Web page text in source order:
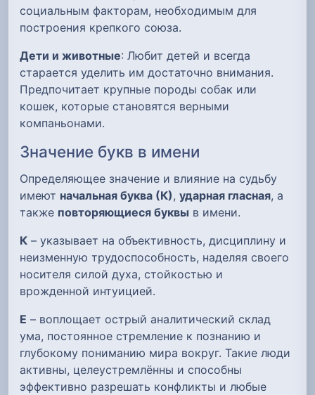
социальным факторам, необходимым для
построения крепкого союза.
Дети и животные: Любит детей и всегда
старается уделить им достаточно внимания.
Предпочитает крупные породы собак или
кошек, которые становятся верными
компаньонами.
Значение букв в имени
Определяющее значение и влияние на судьбу
имеют начальная буква (К), ударная гласная, а
также повторяющиеся буквы в имени.
К – указывает на объективность, дисциплину и
неизменную трудоспособность, наделяя своего
носителя силой духа, стойкостью и
врожденной интуицией.
Е – воплощает острый аналитический склад
ума, постоянное стремление к познанию и
глубокому пониманию мира вокруг. Такие люди
активны, целеустремлённы и способны
эффективно разрешать конфликты и любые